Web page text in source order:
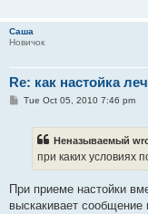
Саша
Новичок
Re: как настойка
PTue Oct 05, 2010 7:46 pm
Неназываемый
при каких условиях
При приеме настойки
выскакивает